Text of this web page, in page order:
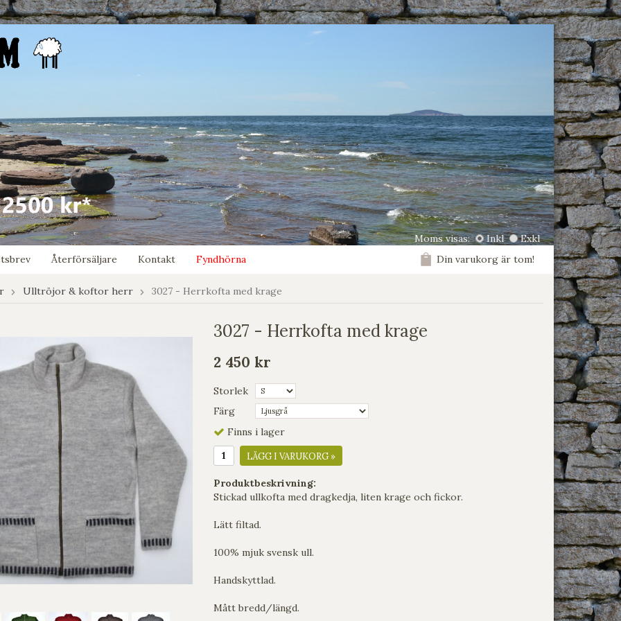
Moms visas: Inkl
Exkl
Återförsäljare Kontakt Fyndhörna Din varukorg är tom!
Ulltröjor & koftor herr 3027 - Herrkofta med krage
3027 - Herrkofta med krage
2 450 kr
Storlek
Färg
Finns i lager
LÄGG I VARUKORG »
Produktbeskrivning:
Stickad ullkofta med dragkedja, liten krage och fickor.
Lätt filtad.
100% mjuk svensk ull.
Handskyttlad.
Mått bredd/längd.